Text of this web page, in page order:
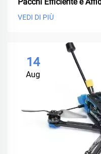
Pacchi Efficiente e
VEDI DI PIÙ
14
Aug